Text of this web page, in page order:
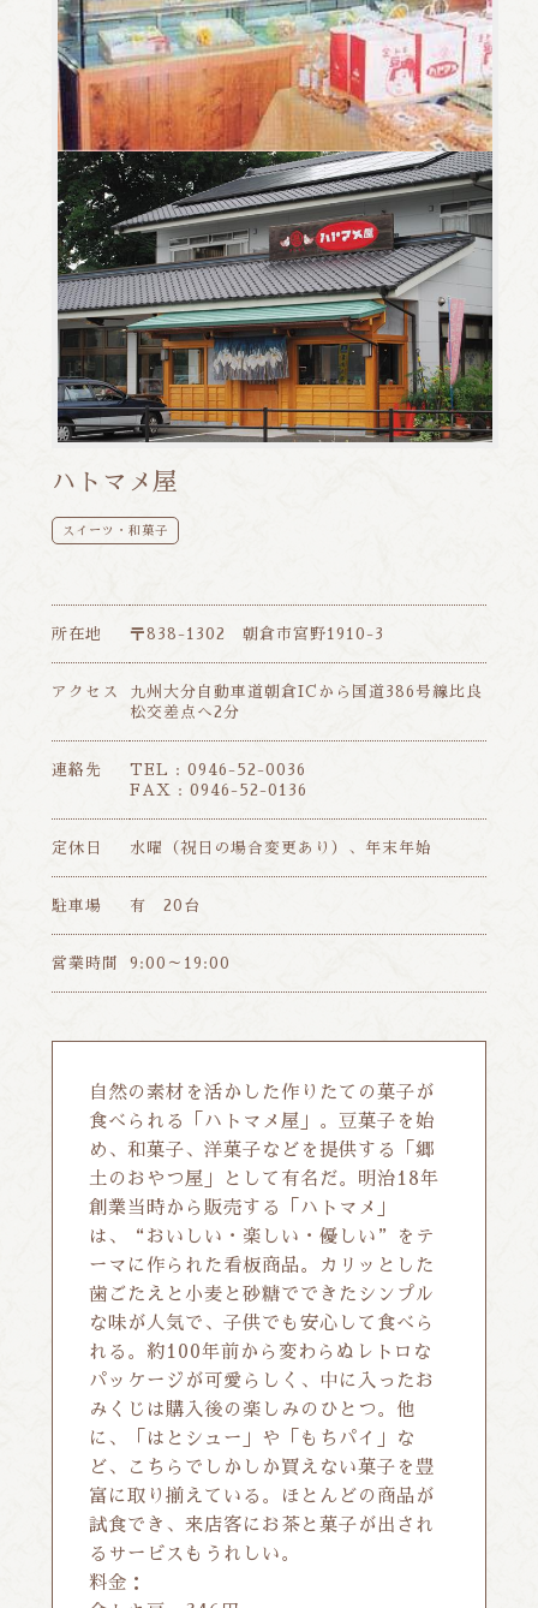
ハトマメ屋
スイーツ・和菓子
所在地 〒838-1302 朝倉市宮野1910-3
アクセス
九州大分自動車道朝倉ICから国道386号線比良
松交差点へ2分
連絡先
TEL : 0946-52-0036
FAX : 0946-52-0136
定休日 水曜（祝日の場合変更あり）、年末年始
駐車場 有 20台
営業時間 9:00～19:00
自然の素材を活かした作りたての菓子が
食べられる「ハトマメ屋」。豆菓子を始
め、和菓子、洋菓子などを提供する「郷
土のおやつ屋」として有名だ。明治18年
創業当時から販売する「ハトマメ」
は、“おいしい・楽しい・優しい”をテ
ーマに作られた看板商品。カリッとした
歯ごたえと小麦と砂糖でできたシンプル
な味が人気で、子供でも安心して食べら
れる。約100年前から変わらぬレトロな
パッケージが可愛らしく、中に入ったお
みくじは購入後の楽しみのひとつ。他
に、「はとシュー」や「もちパイ」な
ど、こちらでしかしか買えない菓子を豊
富に取り揃えている。ほとんどの商品が
試食でき、来店客にお茶と菓子が出され
るサービスもうれしい。
料金：